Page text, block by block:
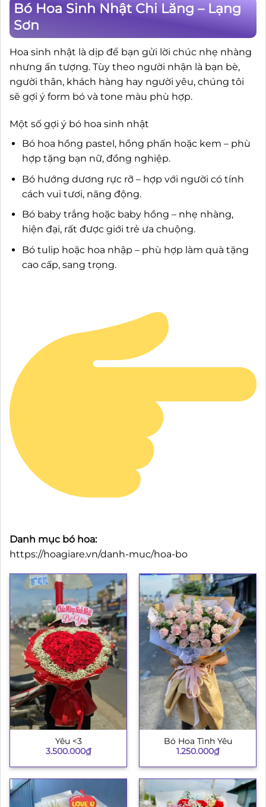
Bó Hoa Sinh Nhật Chi Lăng – Lạng
Sơn
Hoa sinh nhật là dịp để bạn gửi lời chúc nhẹ nhàng
nhưng ấn tượng. Tùy theo người nhận là bạn bè,
người thân, khách hàng hay người yêu, chúng tôi
sẽ gợi ý form bó và tone màu phù hợp.
Một số gợi ý bó hoa sinh nhật
Bó hoa hồng pastel, hồng phấn hoặc kem – phù
hợp tặng bạn nữ, đồng nghiệp.
Bó hướng dương rực rỡ – hợp với người có tính
cách vui tươi, năng động.
Bó baby trắng hoặc baby hồng – nhẹ nhàng,
hiện đại, rất được giới trẻ ưa chuộng.
Bó tulip hoặc hoa nhập – phù hợp làm quà tặng
cao cấp, sang trọng.
Danh mục bó hoa:
https://hoagiare.vn/danh-muc/hoa-bo
Yêu <3
3.500.000₫
Bó Hoa Tình Yêu
1.250.000₫